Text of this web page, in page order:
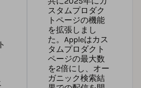
スタムプロダク
トページの機能
を拡張しまし
た。Appleはカス
タムプロダクト
ページの最大数
を2倍にし、オー
ガニック検索結